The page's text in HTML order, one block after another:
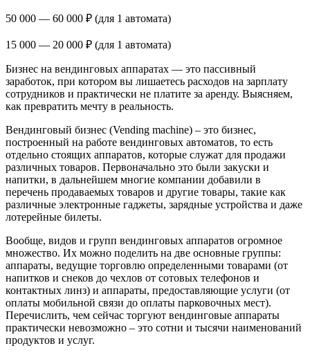
50 000 — 60 000 ₽ (для 1 автомата)
15 000 — 20 000 ₽ (для 1 автомата)
Бизнес на вендинговых аппаратах — это пассивный
заработок, при котором вы лишаетесь расходов на зарплату
сотрудников и практически не платите за аренду. Выясняем,
как превратить мечту в реальность.
Вендинговый бизнес (Vending machine) – это бизнес,
построенный на работе вендинговых автоматов, то есть
отдельно стоящих аппаратов, которые служат для продажи
различных товаров. Первоначально это были закуски и
напитки, в дальнейшем многие компании добавили в
перечень продаваемых товаров и другие товары, такие как
различные электронные гаджеты, зарядные устройства и даже
лотерейные билеты.
Вообще, видов и групп вендинговых аппаратов огромное
множество. Их можно поделить на две основные группы:
аппараты, ведущие торговлю определенными товарами (от
напитков и снеков до чехлов от сотовых телефонов и
контактных линз) и аппараты, предоставляющие услуги (от
оплаты мобильной связи до оплаты парковочных мест).
Перечислить, чем сейчас торгуют вендинговые аппараты
практически невозможно – это сотни и тысячи наименований
продуктов и услуг.